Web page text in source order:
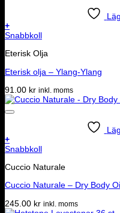
+
Snabbkoll
Eterisk Olja
Eterisk olja – Ylang-Ylang
91.00 kr inkl. moms
+
Snabbkoll
Cuccio Naturale
Cuccio Naturale – Dry Body
245.00 kr inkl. moms